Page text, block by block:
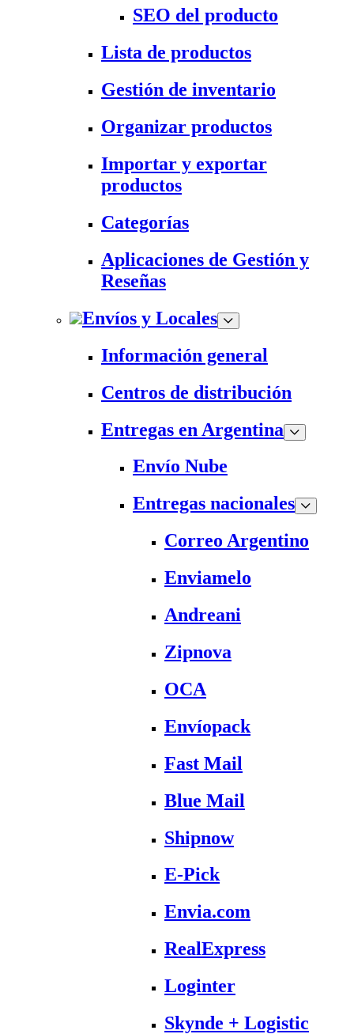
SEO del producto
Lista de productos
Gestión de inventario
Organizar productos
Importar y exportar
productos
Categorías
Aplicaciones de Gestión y
Reseñas
Envíos y Locales
Información general
Centros de distribución
Entregas en Argentina
Envío Nube
Entregas nacionales
Correo Argentino
Enviamelo
Andreani
Zipnova
OCA
Envíopack
Fast Mail
Blue Mail
Shipnow
E-Pick
Envia.com
RealExpress
Loginter
Skynde + Logistic